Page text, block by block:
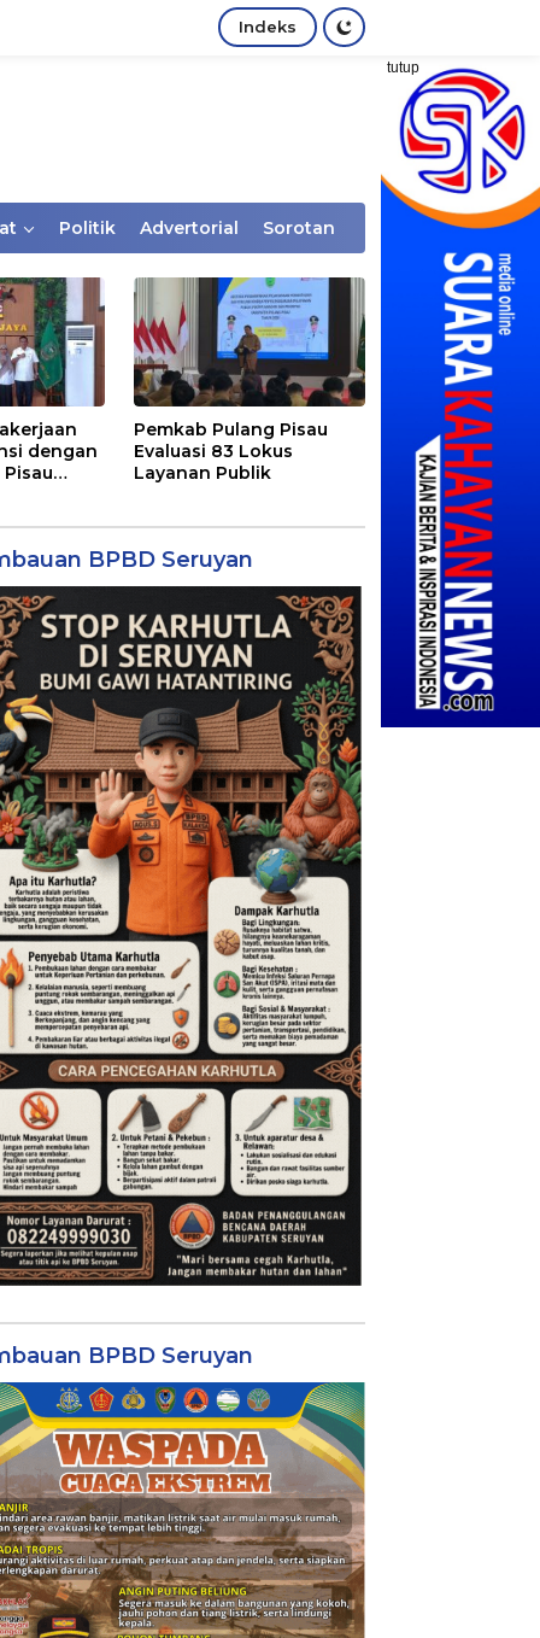
Indeks
tutup
Politik Advertorial Sorotan
dengan
Pemkab Pulang Pisau
Evaluasi 83 Lokus
Layanan Publik
BPBD Seruyan
BPBD Seruyan